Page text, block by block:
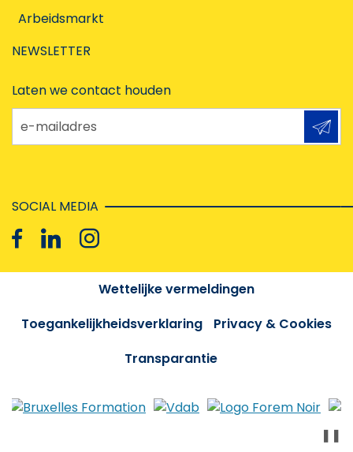
Arbeidsmarkt
NEWSLETTER
Laten we contact houden
e-mailadres
SOCIAL MEDIA
Wettelijke vermeldingen
Toegankelijkheidsverklaring
Privacy & Cookies
Transparantie
❚❚